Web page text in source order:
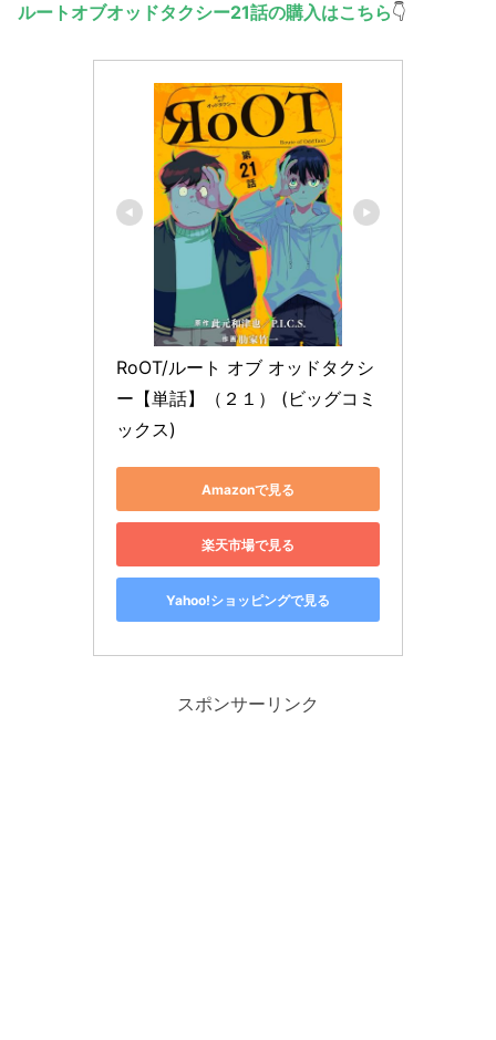
ルートオブオッドタクシー21話の購入はこちら👇
RoOT/ルート オブ オッドタクシ
ー【単話】（２１） (ビッグコミ
ックス)
Amazonで見る
楽天市場で見る
Yahoo!ショッピングで見る
スポンサーリンク